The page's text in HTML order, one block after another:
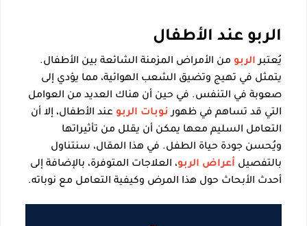
الربو عند الأطفال
يُعتبرالربو من الأمراض المزمنة الشائعة بين الأطفال.
يتمثل في تهيج وتضيق الشعب الهوائية، مما يؤدي إلى
صعوبة في التنفس. في حين أن هناك العديد من العوامل
التي قد تساهم في ظهور نوبات الربو عند الأطفال، إلا أن
التعامل السليم معها يمكن أن يقلل من تأثيراتها
ويُحسن جودة حياة الطفل. في هذا المقال، سنتناول
بالتفصيل أعراض الربو، العلاجات المتوفرة، بالإضافة إلى
أحدث الأبحاث حول هذا المرض وكيفية التعامل مع نوباته.